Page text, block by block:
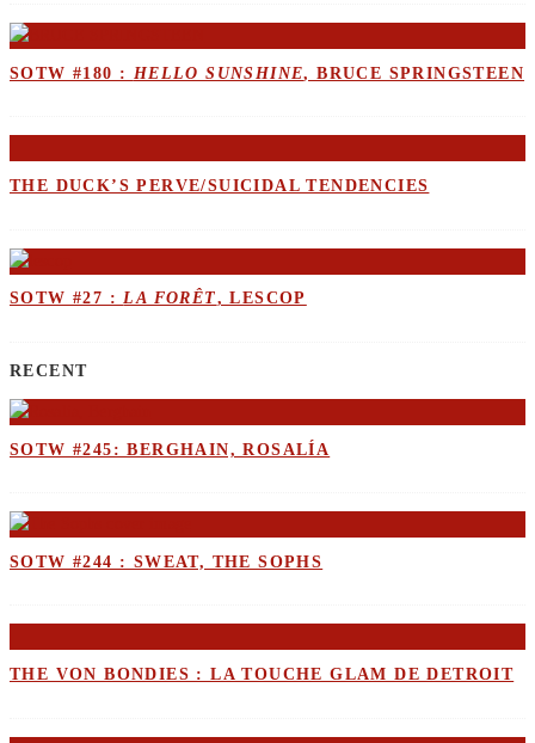
SOTW #180 : HELLO SUNSHINE, BRUCE SPRINGSTEEN
THE DUCK’S PERVE/SUICIDAL TENDENCIES
SOTW #27 :LA FORÊT, LESCOP
RECENT
SOTW #245: BERGHAIN, ROSALÍA
SOTW #244 : SWEAT, THE SOPHS
THE VON BONDIES : LA TOUCHE GLAM DE DETROIT